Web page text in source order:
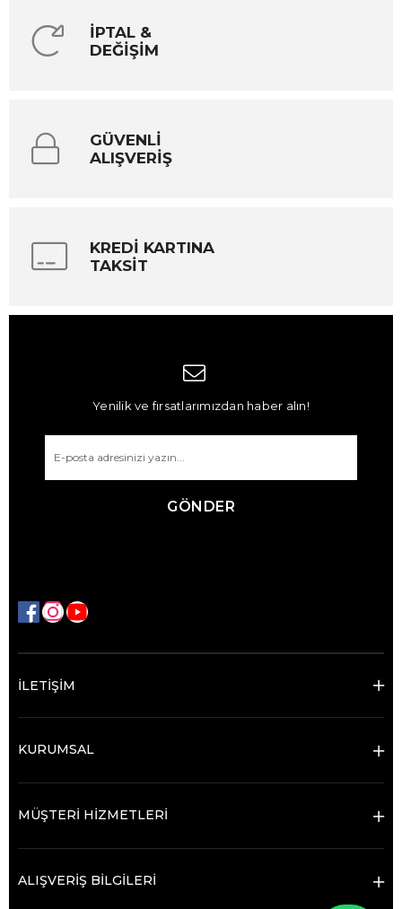
İPTAL &
DEĞİŞİM
GÜVENLİ
ALIŞVERİŞ
KREDİ KARTINA
TAKSİT
Yenilik ve fırsatlarımızdan haber alın!
GÖNDER
İLETİŞİM
KURUMSAL
MÜŞTERİ HİZMETLERİ
ALIŞVERİŞ BİLGİLERİ